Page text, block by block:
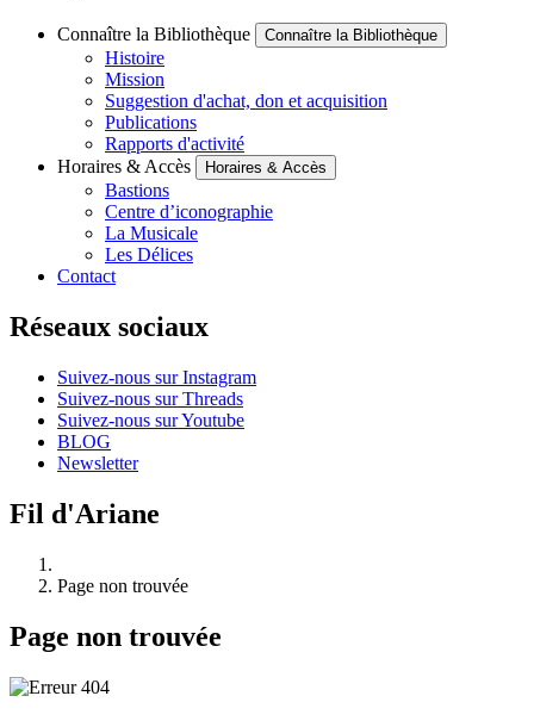
Connaître la Bibliothèque Connaître la Bibliothèque
Histoire
Mission
Suggestion d'achat, don et acquisition
Publications
Rapports d'activité
Horaires & Accès
Horaires & Accès
Bastions
Centre d’iconographie
La Musicale
Les Délices
Contact
Réseaux sociaux
Suivez-nous sur Instagram
Suivez-nous sur Threads
Suivez-nous sur Youtube
BLOG
Newsletter
Fil d'Ariane
Page non trouvée
Page non trouvée